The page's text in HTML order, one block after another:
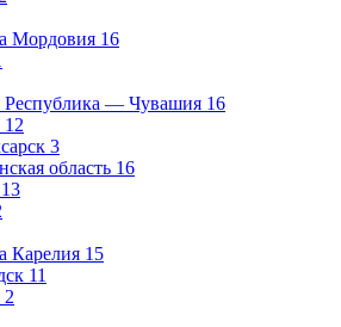
Мордовия 16
Республика — Чувашия 16
12
3
область 16
13
Карелия 15
11
2